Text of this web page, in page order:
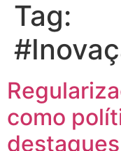
Tag:
como